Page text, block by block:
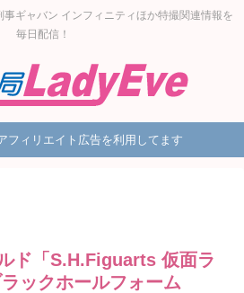
ギャバン インフィニティほか特撮関連情報を
毎日配信！
フィリエイト広告を利用してます
ド「S.H.Figuarts 仮面ラ
ックホールフォーム